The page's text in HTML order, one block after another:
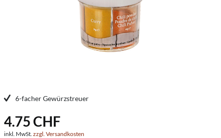
6-facher Gewürzstreuer
4.75 CHF
inkl. MwSt. zzgl. Versandkosten